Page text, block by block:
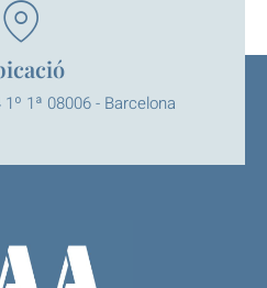
1ª 08006 - Barcelona